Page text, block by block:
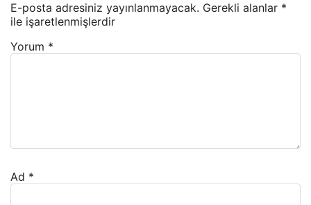
E-posta adresiniz yayınlanmayacak. Gerekli alanlar *
ile işaretlenmişlerdir
Yorum *
Ad *